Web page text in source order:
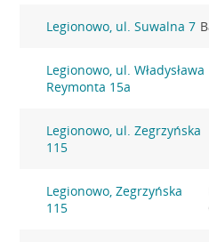
Legionowo, ul. Suwalna 7
Legionowo, ul. Władysława
Reymonta 15a
Legionowo, ul. Zegrzyńska
115
Legionowo, Zegrzyńska
115